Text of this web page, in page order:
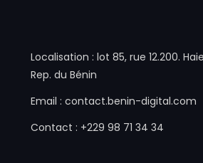
Localisation : lot 85, rue 12.200.
Rep. du Bénin
Email : contact.benin-digital.com
Contact : +229 98 71 34 34